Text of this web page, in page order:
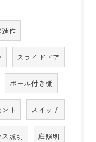
造作
スライドドア
ポール付き棚
ト スイッチ
照明 庭照明